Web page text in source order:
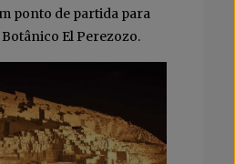
ponto de partida para
El Perezozo.